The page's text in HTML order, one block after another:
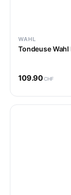
WAHL
Tondeuse Wahl
109.90CHF